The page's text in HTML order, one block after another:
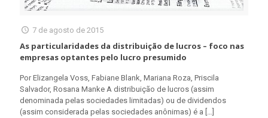
7 de agosto de 2015
As particularidades da distribuição de lucros – foco nas
empresas optantes pelo lucro presumido
Por Elizangela Voss, Fabiane Blank, Mariana Roza, Priscila
Salvador, Rosana Manke A distribuição de lucros (assim
denominada pelas sociedades limitadas) ou de dividendos
(assim considerada pelas sociedades anônimas) é a